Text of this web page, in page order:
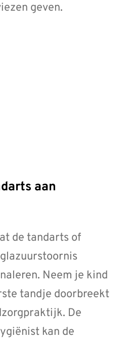
geven.
de tandarts of
Neem je kind
tandje doorbreekt
De
kan de